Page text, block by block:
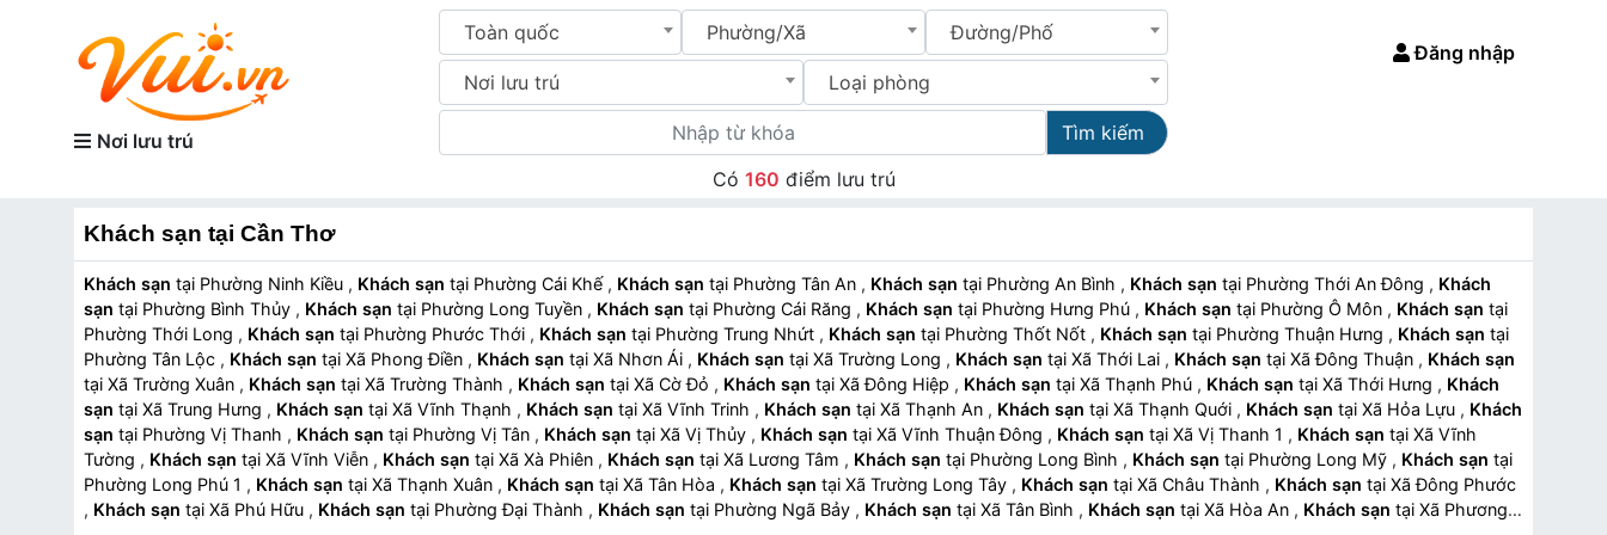
Nơi lưu trú
Toàn quốc Phường/Xã Đường/Phố
Nơi lưu trú Loại phòng
Tìm kiếm
Đăng nhập
Có 160 điểm lưu trú
Khách sạn tại Cần Thơ
Khách sạn tại Phường Ninh Kiều , Khách sạn tại Phường Cái Khế , Khách sạn tại Phường Tân An , Khách sạn tại Phường An Bình , Khách sạn tại Phường Thới An Đông , Khách
sạn
tại Phường Bình Thủy , Khách sạn tại Phường Long Tuyền , Khách sạn tại Phường Cái Răng , Khách sạn tại Phường Hưng Phú , Khách sạn tại Phường Ô Môn , Khách sạn tại
Phường Thới Long , Khách sạn tại Phường Phước Thới , Khách sạn tại Phường Trung Nhứt , Khách sạn tại Phường Thốt Nốt , Khách sạn tại Phường Thuận Hưng , Khách sạn tại
Phường Tân Lộc , Khách sạn tại Xã Phong Điền , Khách sạn tại Xã Nhơn Ái , Khách sạn tại Xã Trường Long , Khách sạn tại Xã Thới Lai , Khách sạn tại Xã Đông Thuận , Khách sạn
tại Xã Trường Xuân , Khách sạn tại Xã Trường Thành , Khách sạn tại Xã Cờ Đỏ , Khách sạn tại Xã Đông Hiệp , Khách sạn tại Xã Thạnh Phú , Khách sạn tại Xã Thới Hưng , Khách
sạn
tại Xã Trung Hưng , Khách sạn tại Xã Vĩnh Thạnh , Khách sạn tại Xã Vĩnh Trinh , Khách sạn tại Xã Thạnh An , Khách sạn tại Xã Thạnh Quới , Khách sạn tại Xã Hỏa Lựu , Khách
sạn
tại Phường Vị Thanh , Khách sạn tại Phường Vị Tân , Khách sạn tại Xã Vị Thủy , Khách sạn tại Xã Vĩnh Thuận Đông , Khách sạn tại Xã Vị Thanh 1 , Khách sạn tại Xã Vĩnh
Tường , Khách sạn tại Xã Vĩnh Viễn , Khách sạn tại Xã Xà Phiên , Khách sạn tại Xã Lương Tâm , Khách sạn tại Phường Long Bình , Khách sạn tại Phường Long Mỹ , Khách sạn tại
Phường Long Phú 1 , Khách sạn tại Xã Thạnh Xuân , Khách sạn tại Xã Tân Hòa , Khách sạn tại Xã Trường Long Tây , Khách sạn tại Xã Châu Thành , Khách sạn
tại Xã Đông Phước
, Khách sạn tại Xã Phú Hữu , Khách sạn tại Phường Đại Thành , Khách sạn tại Phường Ngã Bảy , Khách sạn tại Xã Tân Bình , Khách sạn tại Xã Hòa An , Khách sạn tại Xã Phương